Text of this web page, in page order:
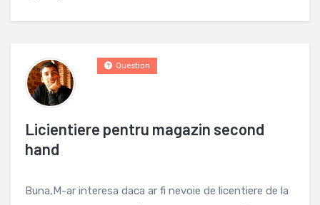
Licientiere pentru magazin second
hand
Question
Buna,M-ar interesa daca ar fi nevoie de licentiere de la